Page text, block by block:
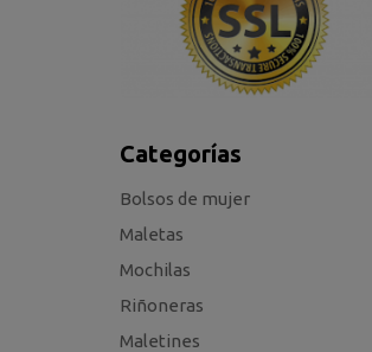
Categorías
Bolsos de mujer
Maletas
Mochilas
Riñoneras
Maletines